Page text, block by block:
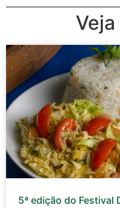
5ª edição do Festival